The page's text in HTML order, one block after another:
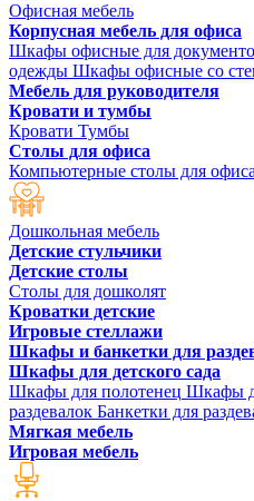
Офисная мебель
Корпусная мебель для офиса
Шкафы офисные для
одежды Шкафы офисные со
Мебель для руководителя
Кровати и тумбы
Кровати Тумбы
Столы для офиса
Компьютерные столы для офиса
Дошкольная мебель
Детские стульчики
Детские столы
Столы для дошколят
Кроватки детские
Игровые стеллажи
Шкафы и банкетки для
Шкафы для детского сада
Шкафы для полотенец Шкафы
раздевалок Банкетки для
Мягкая мебель
Игровая мебель